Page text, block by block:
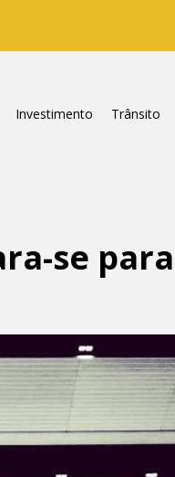
Investimento
Trânsito
se